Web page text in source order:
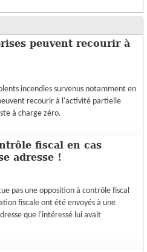
peuvent recourir à
incendies survenus notamment en
recourir à l'activité partielle
à charge zéro.
fiscal en cas
adresse !
pas une opposition à contrôle fiscal
fiscale ont été envoyés à une
que l'intéressé lui avait